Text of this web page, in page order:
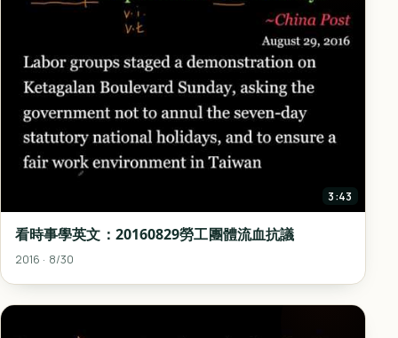
3:43
看時事學英文：20160829勞工團體流血抗議
2016 · 8/30